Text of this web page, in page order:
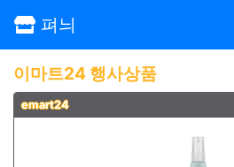
펴늬
이마트24 행사상품
emart24